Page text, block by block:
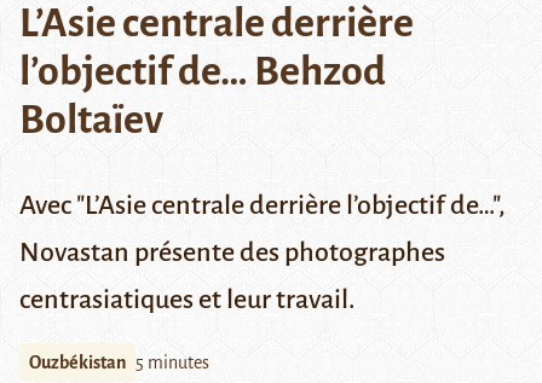
L’Asie centrale derrière
l’objectif de… Behzod
Boltaïev
Avec "L’Asie centrale derrière l’objectif de…",
Novastan présente des photographes
centrasiatiques et leur travail.
Ouzbékistan 5 minutes